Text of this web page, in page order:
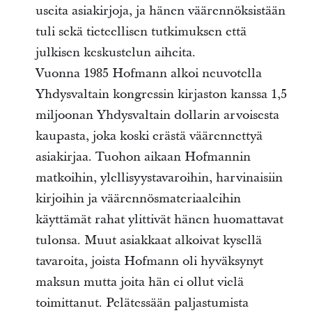
useita asiakirjoja, ja hänen väärennöksistään
tuli sekä tieteellisen tutkimuksen että
julkisen keskustelun aiheita.
Vuonna 1985 Hofmann alkoi neuvotella
Yhdysvaltain kongressin kirjaston kanssa 1,5
miljoonan Yhdysvaltain dollarin arvoisesta
kaupasta, joka koski erästä väärennettyä
asiakirjaa. Tuohon aikaan Hofmannin
matkoihin, ylellisyystavaroihin, harvinaisiin
kirjoihin ja väärennösmateriaaleihin
käyttämät rahat ylittivät hänen huomattavat
tulonsa. Muut asiakkaat alkoivat kysellä
tavaroita, joista Hofmann oli hyväksynyt
maksun mutta joita hän ei ollut vielä
toimittanut. Pelätessään paljastumista